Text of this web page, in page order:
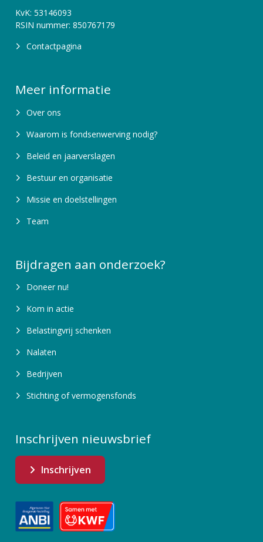
KvK: 53146093
RSIN nummer: 850767179
Contactpagina
Meer informatie
Over ons
Waarom is fondsenwerving nodig?
Beleid en jaarverslagen
Bestuur en organisatie
Missie en doelstellingen
Team
Bijdragen aan onderzoek?
Doneer nu!
Kom in actie
Belastingvrij schenken
Nalaten
Bedrijven
Stichting of vermogensfonds
Inschrijven nieuwsbrief
Inschrijven